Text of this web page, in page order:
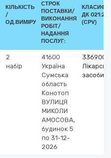
КІЛЬКІСТЬ
/
ОД.ВИМІРУ
СТРОК
ПОСТАВКИ/
ВИКОНАННЯ
РОБІТ/
НАДАННЯ
ПОСЛУГ:
ДК
(CPV)
2
набір
41600
Україна
Сумська
область
Конотоп
ВУЛИЦЯ
МИКОЛИ
АМОСОВА,
будинок 5
по 31-12-
2026
Лікарські
засоби